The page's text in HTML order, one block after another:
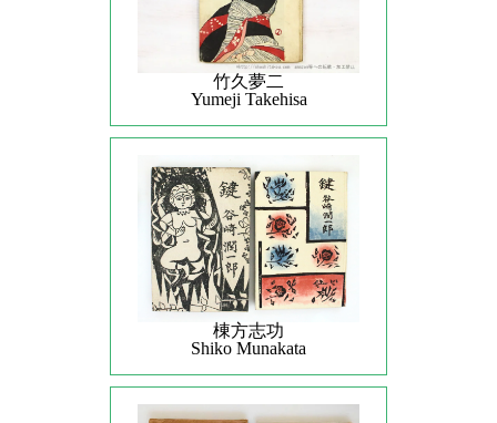
竹久夢二
Yumeji Takehisa
棟方志功
Shiko Munakata